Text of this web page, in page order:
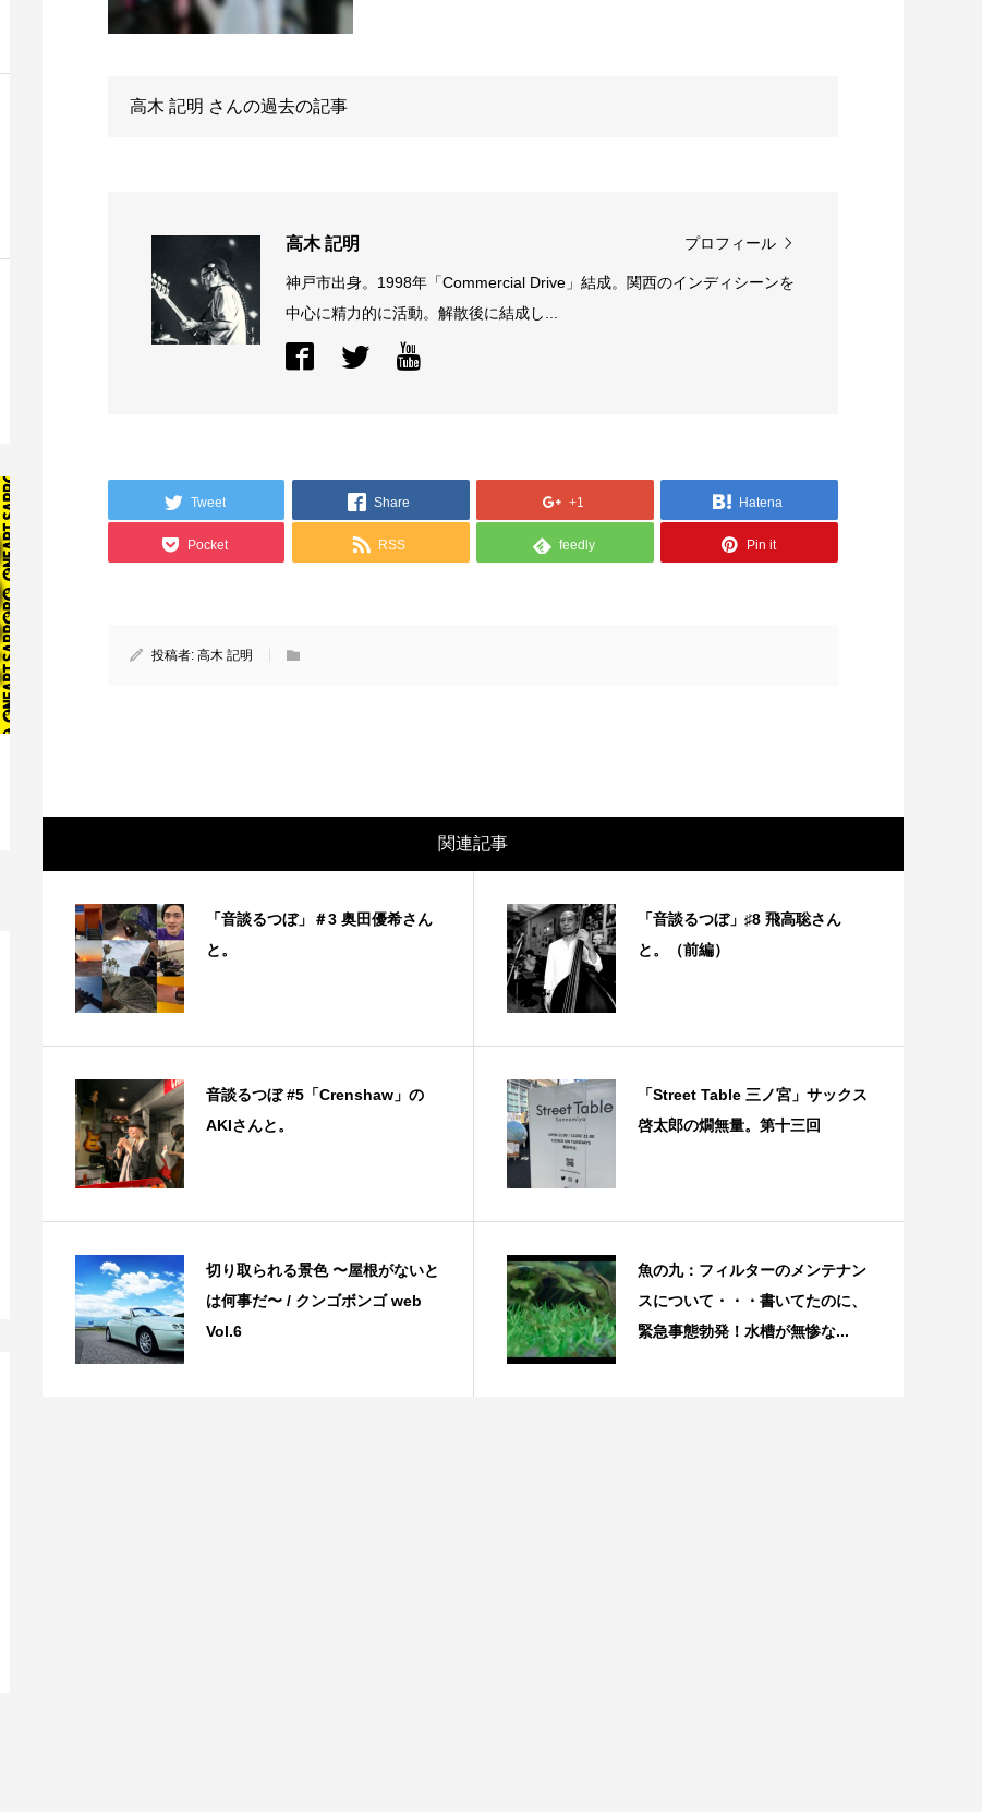
高木 記明 さんの過去の記事
高木 記明 プロフィール
神戸市出身。1998年「Commercial Drive」結成。関西のインディシーンを
中心に精力的に活動。解散後に結成し...
Tweet Share +1 Hatena
Pocket RSS feedly Pin it
投稿者:高木 記明
関連記事
「音談るつぼ」＃3 奥田優希さん
と。
「音談るつぼ」♯8 飛高聡さん
と。（前編）
音談るつぼ #5「Crenshaw」の
AKIさんと。
「Street Table 三ノ宮」サックス
啓太郎の燗無量。第十三回
切り取られる景色 〜屋根がないと
は何事だ〜 / クンゴボンゴ web
Vol.6
魚の九：フィルターのメンテナン
スについて・・・書いてたのに、
緊急事態勃発！水槽が無惨な...
映画レビュー ～森の熊さん大好き、駆除
映画レビュー ～設定出オチのわけわから
ん映画「壁の女」～
映画レビュ